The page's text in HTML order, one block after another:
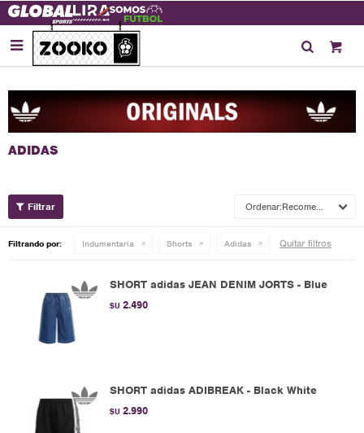

Recomendados
Filtrando por: Indumentaria Shorts Adidas Quitar filtros
SHORT adidas JEAN DENIM JORTS - Blue
$U 2.490
SHORT adidas ADIBREAK - Black White
$U 2.990